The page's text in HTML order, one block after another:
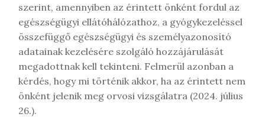
szerint, amennyiben az érintett önként fordul az
egészségügyi ellátóhálózathoz, a gyógykezeléssel
összefüggő egészségügyi és személyazonosító
adatainak kezelésére szolgáló hozzájárulását
megadottnak kell tekinteni. Felmerül azonban a
kérdés, hogy mi történik akkor, ha az érintett nem
önként jelenik meg orvosi vizsgálatra (2024. július
26.).